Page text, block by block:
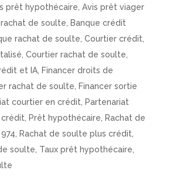
prêt hypothécaire ,Avis prêt viager
rachat de soulte
Banque crédit
rachat de soulte ,Courtier crédit
,Courtier rachat de soulte
et IA Financer droits de
rachat de soulte
Financer sortie
courtier en crédit
Partenariat
Prêt hypothécaire
Rachat de
Rachat de soulte plus crédit
soulte Taux prêt hypothécaire